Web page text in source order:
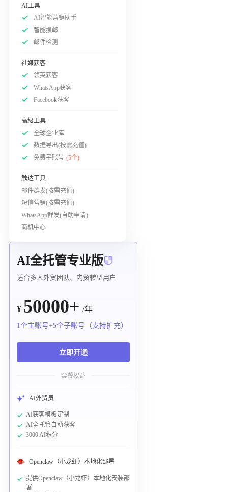
AI工具
AI智能营销助手
智能搜邮
邮件检测
社媒获客
领英获客
WhatsApp获客
Facebook获客
高级工具
全球企业库
数据导出(按需充值)
免费子账号 (5个)
触达工具
邮件群发(按需充值)
短信营销(按需充值)
WhatsApp群发(自助申请)
商机中心
AI全托管专业版
适合多人外贸团队、内贸转型用户
¥ 50000+ /年
1个主账号+5个子账号（支持扩充）
立即开通
套餐权益
AI外贸员
AI获客模板定制
AI全托管自动获客
3000 AI积分
Openclaw（小龙虾）本地化部署
提供Openclaw（小龙虾）本地化安装部
署